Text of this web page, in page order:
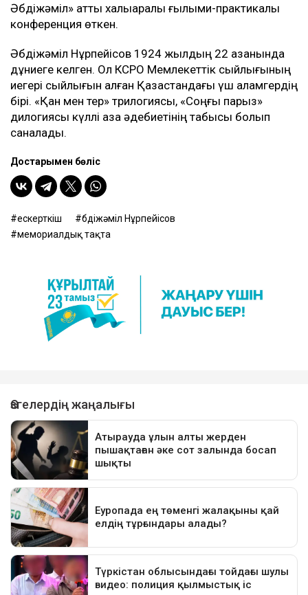
Әбдіжәміл» атты халықаралық ғылыми-практикалық
конференция өткен.
Әбдіжәміл Нұрпейісов 1924 жылдың 22 қазанында
дұниеге келген. Ол КСРО Мемлекеттік сыйлығының
иегері сыйлығын алған Қазақстандағы үш қаламгердің
бірі. «Қан мен тер» трилогиясы, «Соңғы парыз»
дилогиясы күллі қазақ әдебиетінің табысы болып
саналады.
Достарыңмен бөліс
ескерткіш
Әбдіжәміл Нұрпейісов
мемориалдық тақта